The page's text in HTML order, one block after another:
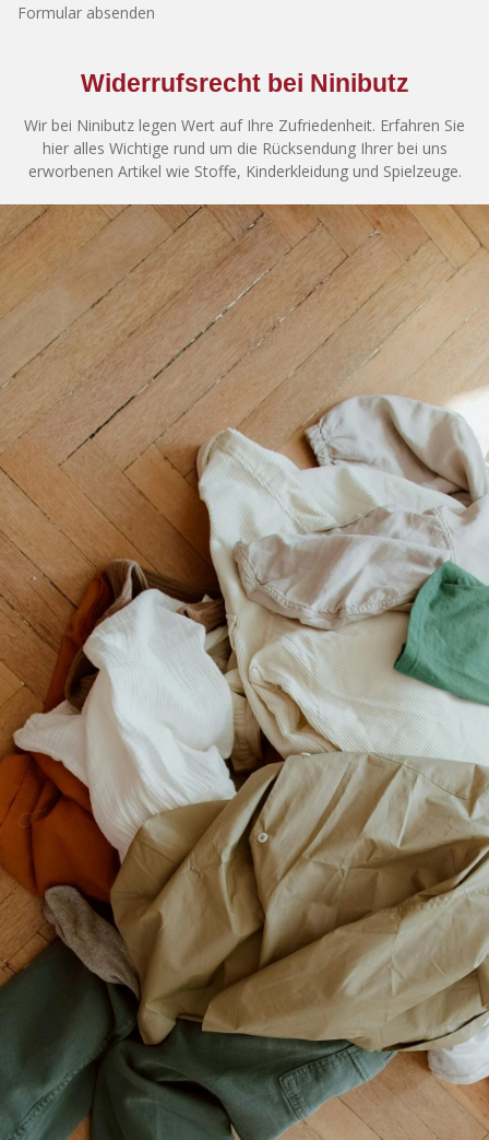
Formular absenden
Widerrufsrecht bei Ninibutz
Wir bei Ninibutz legen Wert auf Ihre Zufriedenheit. Erfahren Sie
hier alles Wichtige rund um die Rücksendung Ihrer bei uns
erworbenen Artikel wie Stoffe, Kinderkleidung und Spielzeuge.